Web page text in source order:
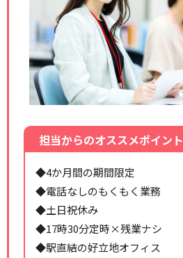
担当からのオススメポイント
◆4か月間の期間限定
◆電話なしのもくもく業務
◆土日祝休み
◆17時30分定時×残業ナシ
◆駅直結の好立地オフィス